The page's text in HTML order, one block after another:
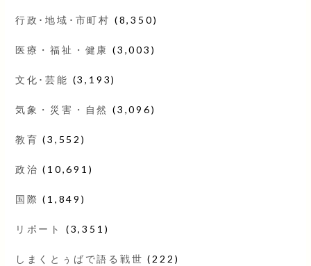
行政･地域･市町村 (8,350)
医療・福祉・健康 (3,003)
文化･芸能 (3,193)
気象・災害・自然 (3,096)
教育 (3,552)
政治 (10,691)
国際 (1,849)
リポート (3,351)
しまくとぅばで語る戦世 (222)